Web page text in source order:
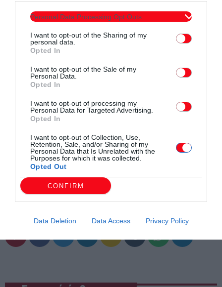
Personal Data Processing Opt Outs
I want to opt-out of the Sharing of my
personal data.
Opted In
I want to opt-out of the Sale of my
Personal Data.
Opted In
I want to opt-out of processing my
Personal Data for Targeted Advertising.
Opted In
I want to opt-out of Collection, Use,
Retention, Sale, and/or Sharing of my
Personal Data that Is Unrelated with the
Purposes for which it was collected.
Opted Out
CONFIRM
Data Deletion Data Access Privacy Policy
Συντάχθηκε από:ERKO